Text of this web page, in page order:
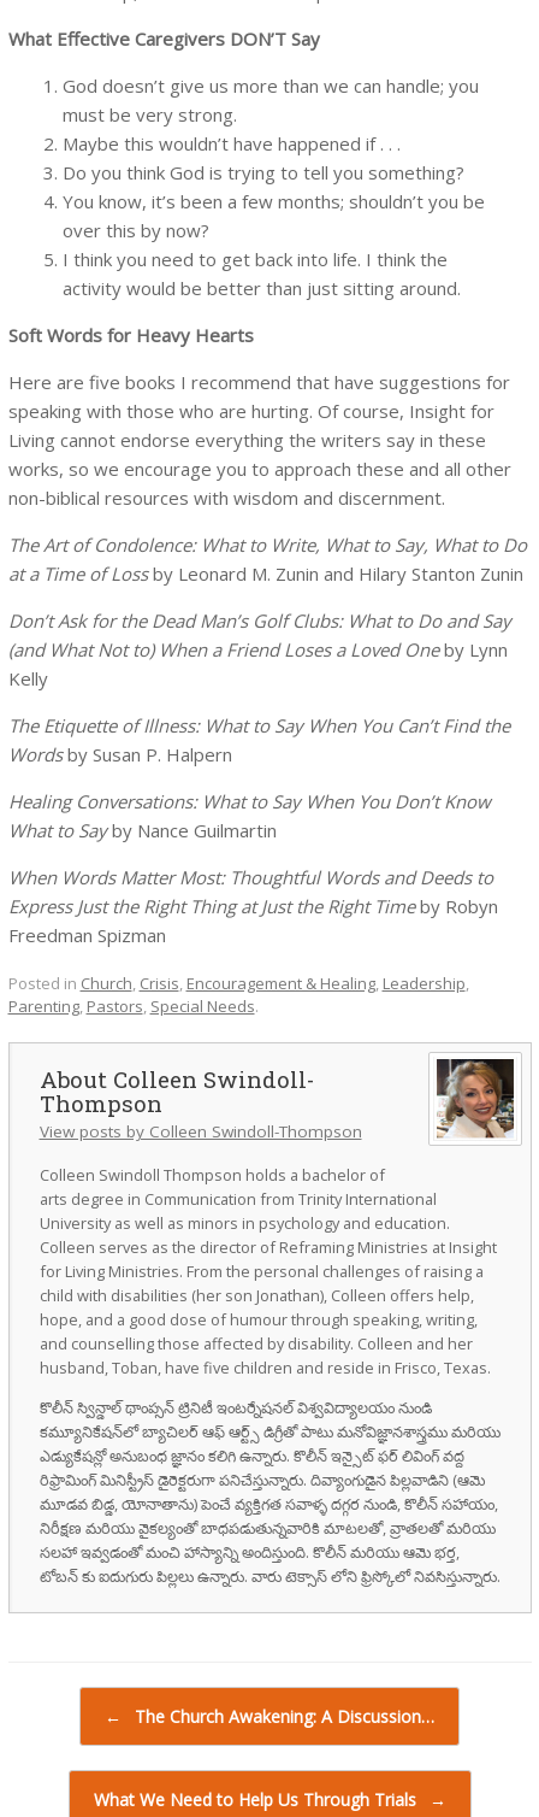
What Effective Caregivers DON’T Say
God doesn’t give us more than we can handle; you
must be very strong.
Maybe this wouldn’t have happened if . . .
Do you think God is trying to tell you something?
You know, it’s been a few months; shouldn’t you be
over this by now?
I think you need to get back into life. I think the
activity would be better than just sitting around.
Soft Words for Heavy Hearts
Here are five books I recommend that have suggestions for
speaking with those who are hurting. Of course, Insight for
Living cannot endorse everything the writers say in these
works, so we encourage you to approach these and all other
non-biblical resources with wisdom and discernment.
The Art of Condolence: What to Write, What to Say, What to Do
at a Time of Lossby Leonard M. Zunin and Hilary Stanton Zunin
Don’t Ask for the Dead Man’s Golf Clubs: What to Do and Say
(and What Not to) When a Friend Loses a Loved Oneby Lynn
Kelly
The Etiquette of Illness: What to Say When You Can’t Find the
Wordsby Susan P. Halpern
Healing Conversations: What to Say When You Don’t Know
What to Sayby Nance Guilmartin
When Words Matter Most: Thoughtful Words and Deeds to
Express Just the Right Thing at Just the Right Timeby Robyn
Freedman Spizman
Posted in Church, Crisis, Encouragement & Healing, Leadership,
Parenting, Pastors, Special Needs.
Colleen Swindoll-
Thompson
View posts by Colleen Swindoll-Thompson
Colleen Swindoll Thompson holds a bachelor of
arts degree in Communication from Trinity International
University as well as minors in psychology and education.
Colleen serves as the director of Reframing Ministries at Insight
for Living Ministries. From the personal challenges of raising a
child with disabilities (her son Jonathan), Colleen offers help,
hope, and a good dose of humour through speaking, writing,
and counselling those affected by disability. Colleen and her
husband, Toban, have five children and reside in Frisco, Texas.
కొలీన్ స్విన్డాల్ థాంప్సన్ ట్రినిటీ ఇంటర్నేషనల్ విశ్వవిద్యాలయం నుండి
కమ్యూనికేషన్‌లో బ్యాచిలర్ ఆఫ్ ఆర్ట్స్ డిగ్రీతో పాటు మనోవిజ్ఞానశాస్త్రము మరియు
ఎడ్యుకేషన్లో అనుబంధ జ్ఞానం కలిగి ఉన్నారు. కొలీన్ ఇన్సైట్ ఫర్ లివింగ్ వద్ద
రిఫ్రామింగ్ మినిస్ట్రీస్ డైరెక్టరుగా పనిచేస్తున్నారు. దివ్యాంగుడైన పిల్లవాడిని (ఆమె
మూడవ బిడ్డ, యోనాతాను) పెంచే వ్యక్తిగత సవాళ్ళ దగ్గర నుండి, కొలీన్ సహాయం,
నిరీక్షణ మరియు వైకల్యంతో బాధపడుతున్నవారికి మాటలతో, వ్రాతలతో మరియు
సలహా ఇవ్వడంతో మంచి హాస్యాన్ని అందిస్తుంది. కొలీన్ మరియు ఆమె భర్త,
టోబన్ కు ఐదుగురు పిల్లలు ఉన్నారు. వారు టెక్సాస్ లోని ఫ్రిస్కోలో నివసిస్తున్నారు.
Post navigation
← The Church Awakening: A Discussion…
What We Need to Help Us Through Trials →